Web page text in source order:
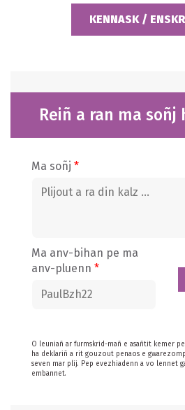
KENNASK /
Reiñ a ran ma soñj
Ma soñj *
Ma anv-bihan pe ma
anv-pluenn *
O leuniañ ar furmskrid-mañ e asañtit kemer
ha deklariñ a rit gouzout penaos e
seven mar plij. Pep evezhiadenn a vo lennet
embannet.